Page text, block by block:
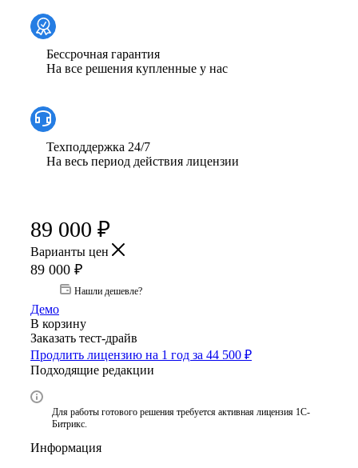
Бессрочная гарантия
На все решения купленные у нас
Техподдержка 24/7
На весь период действия лицензии
89 000 ₽
Варианты цен
89 000 ₽
Нашли дешевле?
Демо
В корзину
Заказать тест-драйв
Продлить лицензию на 1 год за 44 500 ₽
Подходящие редакции
Для работы готового решения требуется активная лицензия 1С-
Битрикс.
Информация